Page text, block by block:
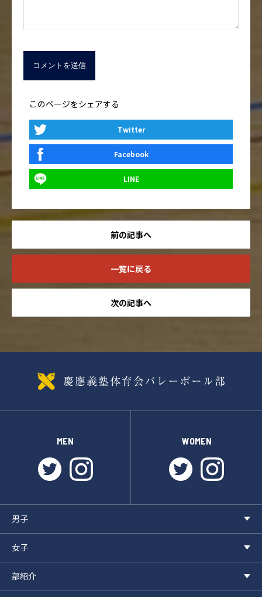
このページをシェアする
Twitter
Facebook
LINE
前の記事へ
一覧に戻る
次の記事へ
MEN
twitterinstagram
WOMEN
twitter
男子
女子
部紹介